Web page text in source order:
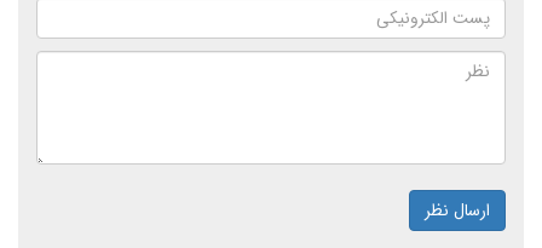
ارسال نظر